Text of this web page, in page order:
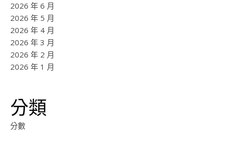
2026 年 6 月
2026 年 5 月
2026 年 4 月
2026 年 3 月
2026 年 2 月
2026 年 1 月
分類
分數